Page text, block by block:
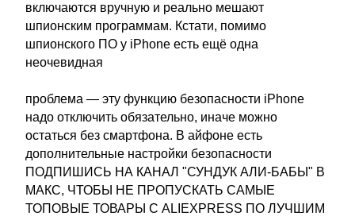
включаются вручную и реально мешают
шпионским программам. Кстати, помимо
шпионского ПО у iPhone есть ещё одна
неочевидная
проблема — эту функцию безопасности iPhone
надо отключить обязательно, иначе можно
остаться без смартфона. В айфоне есть
дополнительные настройки безопасности
ПОДПИШИСЬ НА КАНАЛ "СУНДУК АЛИ-БАБЫ" В
МАКС, ЧТОБЫ НЕ ПРОПУСКАТЬ САМЫЕ
ТОПОВЫЕ ТОВАРЫ С ALIEXPRESS ПО ЛУЧШИМ